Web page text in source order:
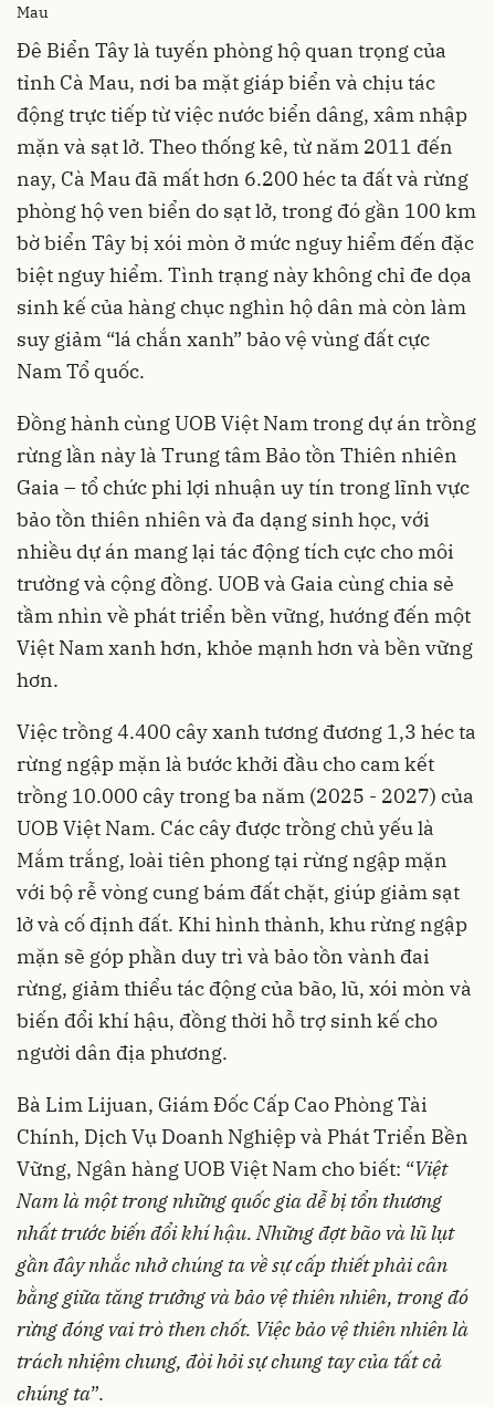
Mau
Đê Biển Tây là tuyến phòng hộ quan trọng của
tỉnh Cà Mau, nơi ba mặt giáp biển và chịu tác
động trực tiếp từ việc nước biển dâng, xâm nhập
mặn và sạt lở. Theo thống kê, từ năm 2011 đến
nay, Cà Mau đã mất hơn 6.200 héc ta đất và rừng
phòng hộ ven biển do sạt lở, trong đó gần 100 km
bờ biển Tây bị xói mòn ở mức nguy hiểm đến đặc
biệt nguy hiểm. Tình trạng này không chỉ đe dọa
sinh kế của hàng chục nghìn hộ dân mà còn làm
suy giảm “lá chắn xanh” bảo vệ vùng đất cực
Nam Tổ quốc.
Đồng hành cùng UOB Việt Nam trong dự án trồng
rừng lần này là Trung tâm Bảo tồn Thiên nhiên
Gaia – tổ chức phi lợi nhuận uy tín trong lĩnh vực
bảo tồn thiên nhiên và đa dạng sinh học, với
nhiều dự án mang lại tác động tích cực cho môi
trường và cộng đồng. UOB và Gaia cùng chia sẻ
tầm nhìn về phát triển bền vững, hướng đến một
Việt Nam xanh hơn, khỏe mạnh hơn và bền vững
hơn.
Việc trồng 4.400 cây xanh tương đương 1,3 héc ta
rừng ngập mặn là bước khởi đầu cho cam kết
trồng 10.000 cây trong ba năm (2025 - 2027) của
UOB Việt Nam. Các cây được trồng chủ yếu là
Mắm trắng, loài tiên phong tại rừng ngập mặn
với bộ rễ vòng cung bám đất chặt, giúp giảm sạt
lở và cố định đất. Khi hình thành, khu rừng ngập
mặn sẽ góp phần duy trì và bảo tồn vành đai
rừng, giảm thiểu tác động của bão, lũ, xói mòn và
biến đổi khí hậu, đồng thời hỗ trợ sinh kế cho
người dân địa phương.
Bà Lim Lijuan, Giám Đốc Cấp Cao Phòng Tài
Chính, Dịch Vụ Doanh Nghiệp và Phát Triển Bền
Vững, Ngân hàng UOB Việt Nam cho biết: “Việt
Nam là một trong những quốc gia dễ bị tổn thương
nhất trước biến đổi khí hậu. Những đợt bão và lũ lụt
gần đây nhắc nhở chúng ta về sự cấp thiết phải cân
bằng giữa tăng trưởng và bảo vệ thiên nhiên, trong đó
rừng đóng vai trò then chốt. Việc bảo vệ thiên nhiên là
trách nhiệm chung, đòi hỏi sự chung tay của tất cả
chúng ta”.